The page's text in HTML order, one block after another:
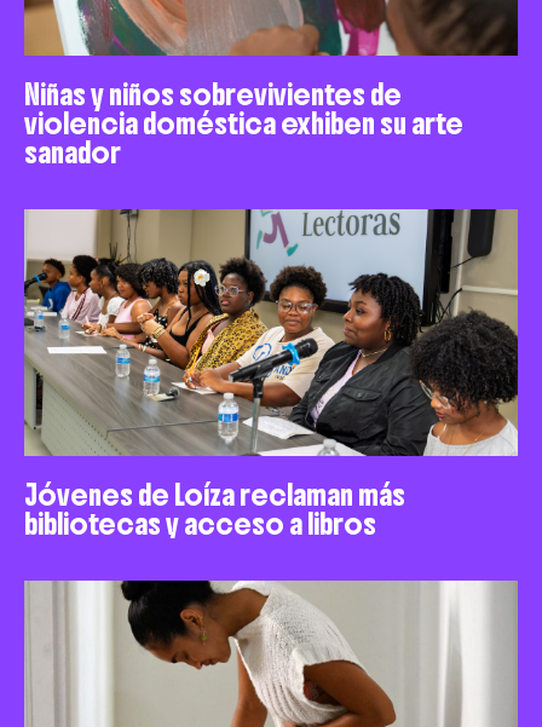
Niñas y niños sobrevivientes de
violencia doméstica exhiben su arte
sanador
Jóvenes de Loíza reclaman más
bibliotecas y acceso a libros